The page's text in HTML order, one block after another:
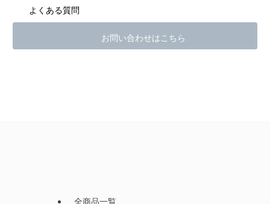
よくある質問
お問い合わせはこちら
全商品一覧